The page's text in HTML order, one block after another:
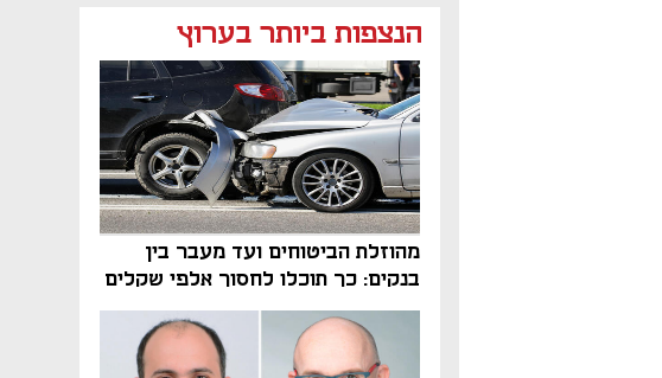
הנצפות ביותר בערוץ
מהוזלת הביטוחים ועד מעבר בין
בנקים: כך תוכלו לחסוך אלפי שקלים
בשנה